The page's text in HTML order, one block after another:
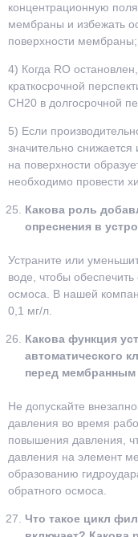
концентрационную
мембраны и избежать
поверхности мембраны;
4) Когда RO
краткосрочной
CH20 в долгосрочной
5) Если
значительно снижается
на поверхности
необходимо провести
Какова роль
опреснения в
Устраните или
воде, чтобы обеспечить
осмоса. В нашей
0,1 мг/л.
Какова функция
автоматического
перед мембранным
Не допускайте
давления во время
повышения давления,
давления на элемент
образованию
обратного осмоса.
Что такое цикл